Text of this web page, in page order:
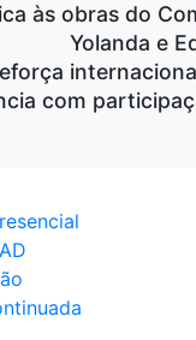
às obras do
Yolanda e
com